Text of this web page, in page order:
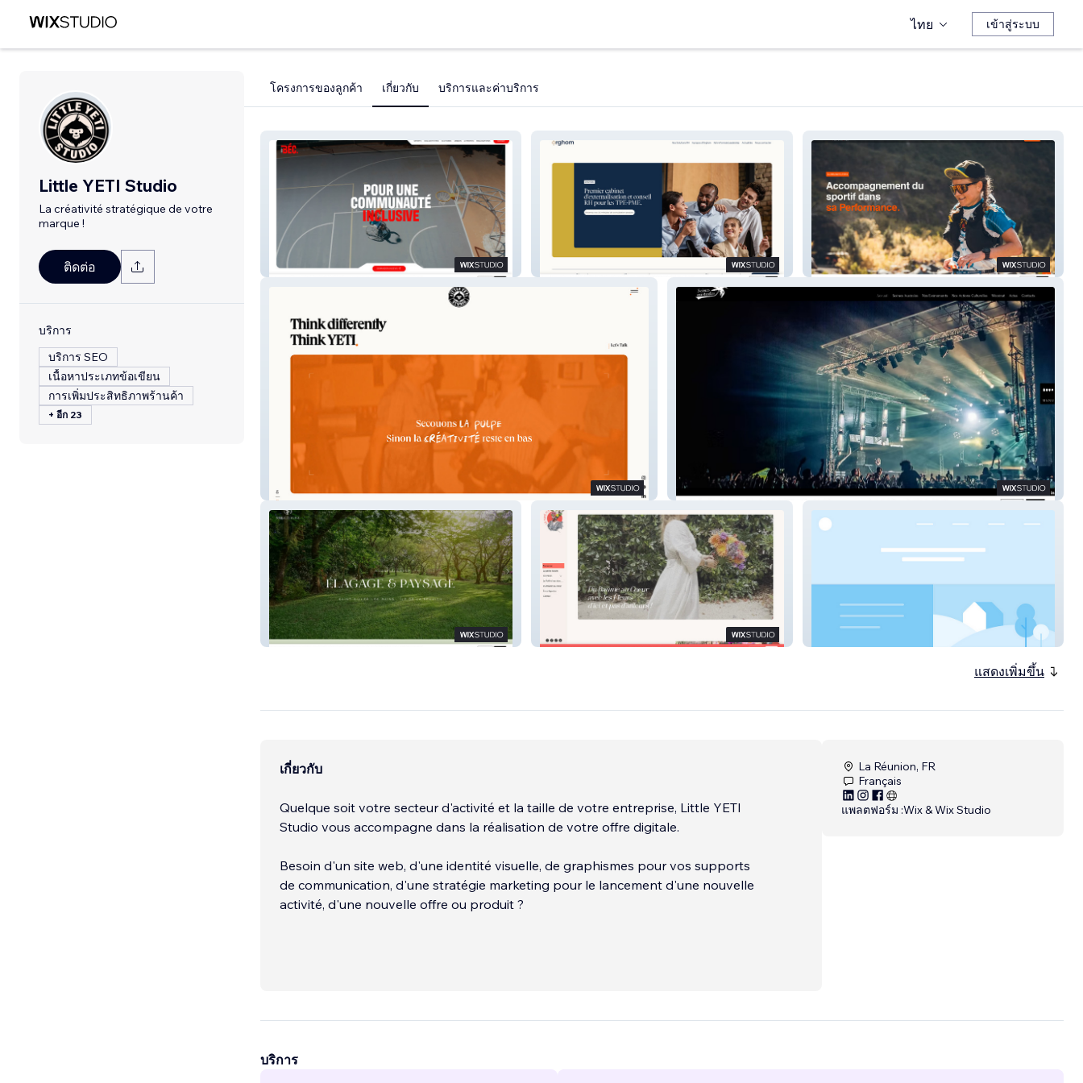
ไทย เข้าสู่ระบบ
Little YETI Studio
La créativité stratégique de votre
marque !
ติดต่อ
บริการ
บริการ SEO
เนื้อหาประเภทข้อเขียน
การเพิ่มประสิทธิภาพร้านค้า
+ อีก 23
โครงการของลูกค้า เกี่ยวกับ บริการและค่าบริการ
BÉC. Coeur de Performance
LITTE YETI Studio Scènes australes
Nuage Élagage Le Kafé Fleurs
แสดงเพิ่มขึ้น
เกี่ยวกับ
Quelque soit votre secteur d'activité et la taille de votre entreprise, Little YETI
Studio vous accompagne dans la réalisation de votre offre digitale.
Besoin d'un site web, d'une identité visuelle, de graphismes pour vos supports
de communication, d'une stratégie marketing pour le lancement d'une nouvelle
activité, d'une nouvelle offre ou produit ?
La Réunion, FR
Français
แพลตฟอร์ม :Wix & Wix Studio
บริการ